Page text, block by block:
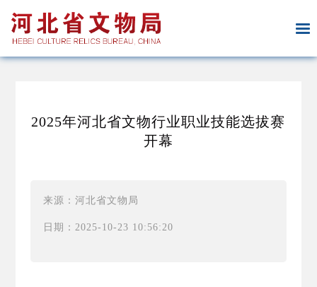
2025年河北省文物行业职业技能选拔赛
开幕
来源：河北省文物局
日期：2025-10-23 10:56:20